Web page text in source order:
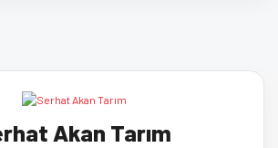
Yorum Yaz
için teşekkür ederiz.
bozuk veya görüntülenemiyor.
Akan Tarım